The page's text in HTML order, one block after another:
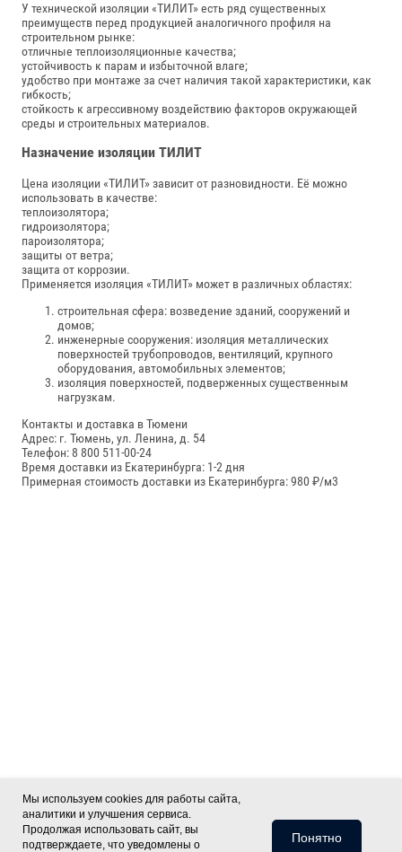
Мы используем cookies для работы сайта,
аналитики и улучшения сервиса.
Продолжая использовать сайт, вы
подтверждаете, что уведомлены о
Понятно
У технической изоляции «ТИЛИТ» есть ряд существенных
преимуществ перед продукцией аналогичного профиля на
строительном рынке:
отличные теплоизоляционные качества;
устойчивость к парам и избыточной влаге;
удобство при монтаже за счет наличия такой характеристики, как
гибкость;
стойкость к агрессивному воздействию факторов окружающей
среды и строительных материалов.
Назначение изоляции ТИЛИТ
Цена изоляции «ТИЛИТ» зависит от разновидности. Её можно
использовать в качестве:
теплоизолятора;
гидроизолятора;
пароизолятора;
защиты от ветра;
защита от коррозии.
Применяется изоляция «ТИЛИТ» может в различных областях:
строительная сфера: возведение зданий, сооружений и
домов;
инженерные сооружения: изоляция металлических
поверхностей трубопроводов, вентиляций, крупного
оборудования, автомобильных элементов;
изоляция поверхностей, подверженных существенным
нагрузкам.
Контакты и доставка в Тюмени
Адрес: г. Тюмень, ул. Ленина, д. 54
Телефон: 8 800 511-00-24
Время доставки из Екатеринбурга: 1-2 дня
Примерная стоимость доставки из Екатеринбурга: 980 ₽/м3